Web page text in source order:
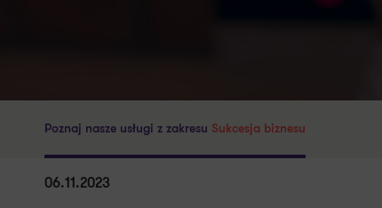
Poznaj nasze usługi z zakresu Sukcesja biznesu
06.11.2023